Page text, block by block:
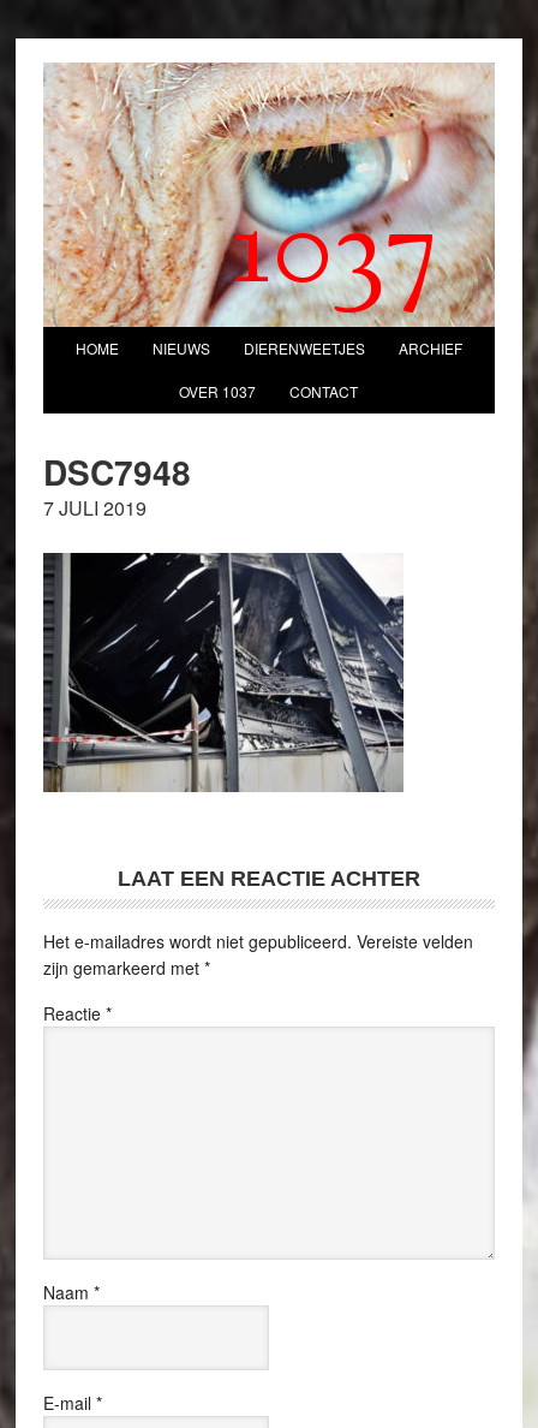
1037
HOME NIEUWS DIERENWEETJES ARCHIEF
OVER 1037 CONTACT
DSC7948
7 JULI 2019
LAAT EEN REACTIE ACHTER
Het e-mailadres wordt niet gepubliceerd. Vereiste velden
zijn gemarkeerd met *
Reactie *
Naam *
E-mail *